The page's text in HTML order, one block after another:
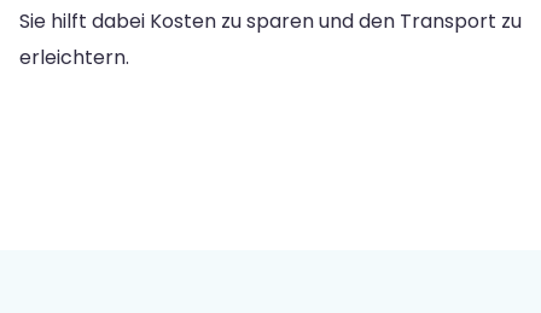
Sie hilft dabei Kosten zu sparen und den Transport zu
erleichtern.